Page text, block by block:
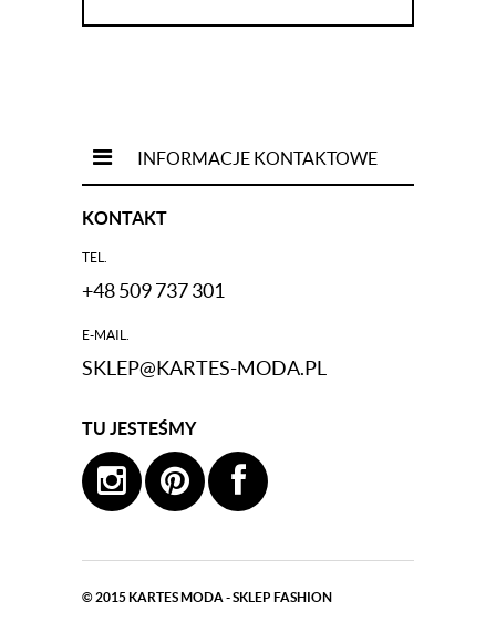
INFORMACJE KONTAKTOWE
KONTAKT
TEL.
+48 509 737 301
E-MAIL.
SKLEP@KARTES-MODA.PL
TU JESTEŚMY
© 2015 KARTES MODA - SKLEP FASHION